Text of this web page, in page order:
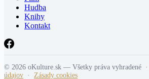
Hudba
Knihy
Kontakt
© 2026 oKulture.sk — Všetky práva vyhradené ·
údajov · Zásady cookies